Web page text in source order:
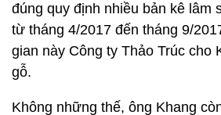
đúng quy định nhiều bản kê lâm
từ tháng 4/2017 đến tháng 9/
gian này Công ty Thảo Trúc cho
gỗ.
Không những thế, ông Khang